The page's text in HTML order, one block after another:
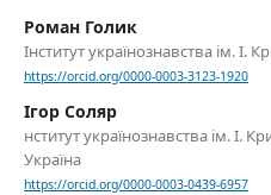
Роман Голик
Інститут українознавства ім. І.
https://orcid.org/0000-0003-3123-1920
Ігор Соляр
нститут українознавства ім. І.
Україна
https://orcid.org/0000-0003-0439-6957